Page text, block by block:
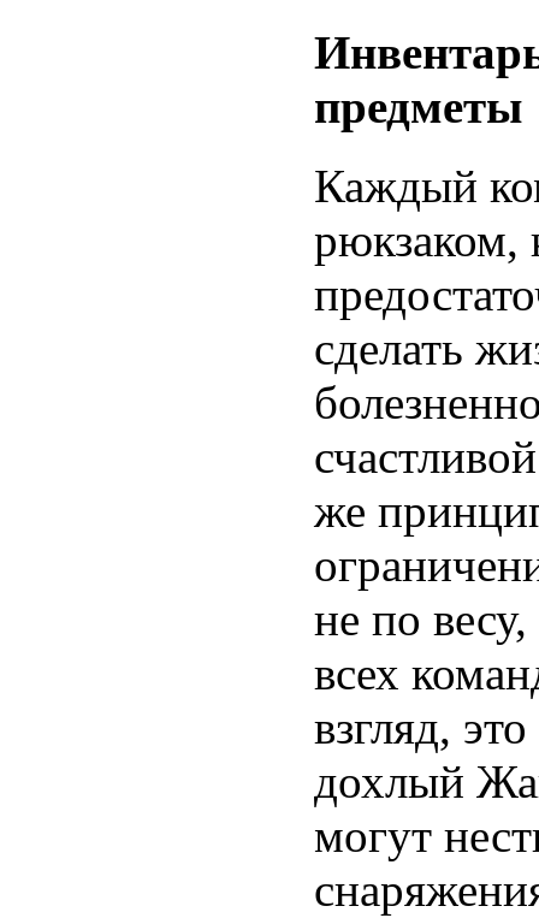
предметы
Каждый
рюкзаком,
сделать
же
не по
всех
взгляд,
дохлый
могут